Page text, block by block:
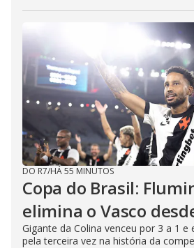
DO R7/HÁ 55 MINUTOS
Copa do Brasil:
elimina o Vasco
Gigante da Colina venceu por 3 a 1 e
pela terceira vez na história da